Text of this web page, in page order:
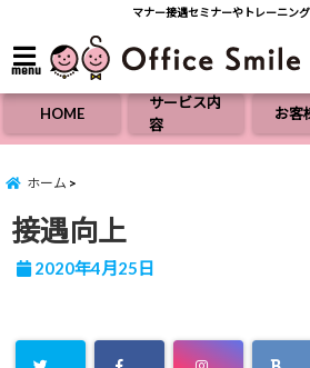
マナー接遇セミナーやトレーニン
menu
HOME
サービス内
容
お客
ホーム
接遇向上
2020年4月25日